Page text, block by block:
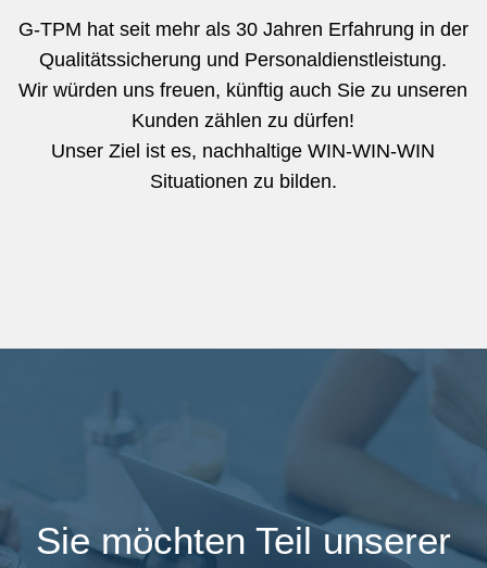
G-TPM hat seit mehr als 30 Jahren Erfahrung in der
Qualitätssicherung und Personaldienstleistung.
Wir würden uns freuen, künftig auch Sie zu unseren
Kunden zählen zu dürfen!
Unser Ziel ist es, nachhaltige WIN-WIN-WIN
Situationen zu bilden.
Sie möchten Teil unserer